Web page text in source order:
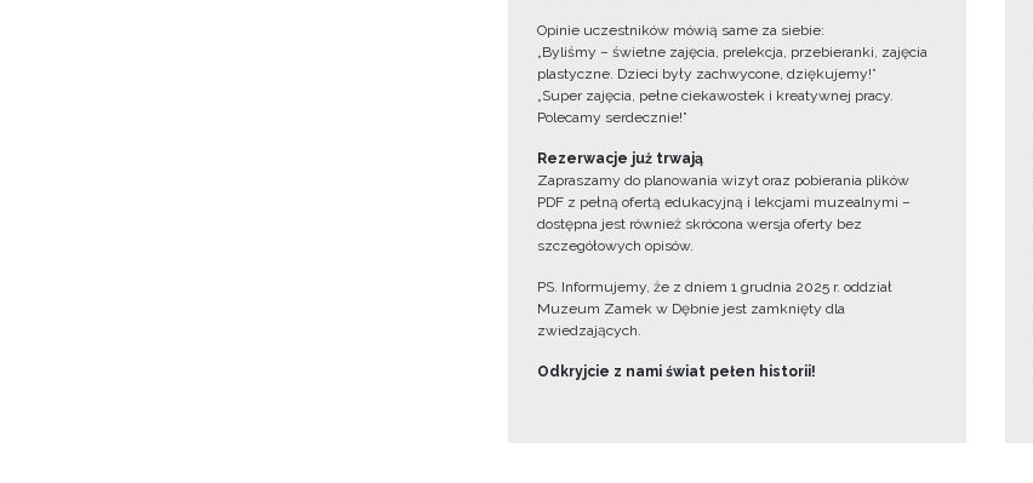
Opinie uczestników mówią same za siebie:
„Byliśmy – świetne zajęcia, prelekcja, przebieranki, zajęcia
plastyczne. Dzieci były zachwycone, dziękujemy!”
„Super zajęcia, pełne ciekawostek i kreatywnej pracy.
Polecamy serdecznie!”
Rezerwacje już trwają
Zapraszamy do planowania wizyt oraz pobierania plików
PDF z pełną ofertą edukacyjną i lekcjami muzealnymi –
dostępna jest również skrócona wersja oferty bez
szczegółowych opisów.
PS. Informujemy, że z dniem 1 grudnia 2025 r. oddział
Muzeum Zamek w Dębnie jest zamknięty dla
zwiedzających.
Odkryjcie z nami świat pełen historii!